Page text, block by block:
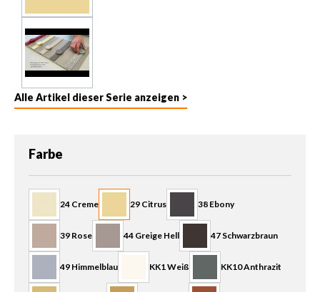
Alle Artikel dieser Serie anzeigen >
Farbe
24 Creme 29 Citrus 38 Ebony
39 Rose 44 Greige Hell 47 Schwarzbraun
49 Himmelblau KK1 Weiß KK10 Anthrazit